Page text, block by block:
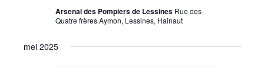
Arsenal des Pompiers de Lessines Rue des
Quatre frères Aymon, Lessines, Hainaut
mei 2025